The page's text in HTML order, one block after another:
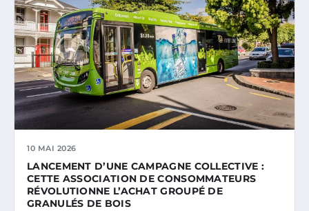
10 MAI 2026
LANCEMENT D’UNE CAMPAGNE COLLECTIVE :
CETTE ASSOCIATION DE CONSOMMATEURS
RÉVOLUTIONNE L’ACHAT GROUPÉ DE
GRANULÉS DE BOIS